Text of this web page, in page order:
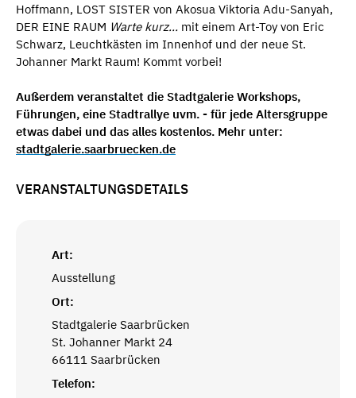
Hoffmann, LOST SISTER von Akosua Viktoria Adu-Sanyah,
DER EINE RAUM Warte kurz... mit einem Art-Toy von Eric
Schwarz, Leuchtkästen im Innenhof und der neue St.
Johanner Markt Raum! Kommt vorbei!
Außerdem veranstaltet die Stadtgalerie Workshops,
Führungen, eine Stadtrallye uvm. - für jede Altersgruppe
etwas dabei und das alles kostenlos. Mehr unter:
stadtgalerie.saarbruecken.de
VERANSTALTUNGSDETAILS
Art:
Ausstellung
Ort:
Stadtgalerie Saarbrücken
St. Johanner Markt 24
66111 Saarbrücken
Telefon: